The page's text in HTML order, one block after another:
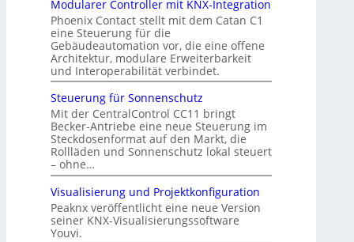
Modularer Controller mit KNX-Integration
Phoenix Contact stellt mit dem Catan C1
eine Steuerung für die
Gebäudeautomation vor, die eine offene
Architektur, modulare Erweiterbarkeit
und Interoperabilität verbindet.
Steuerung für Sonnenschutz
Mit der CentralControl CC11 bringt
Becker-Antriebe eine neue Steuerung im
Steckdosenformat auf den Markt, die
Rollläden und Sonnenschutz lokal steuert
– ohne…
Visualisierung und Projektkonfiguration
Peaknx veröffentlicht eine neue Version
seiner KNX-Visualisierungssoftware
Youvi.